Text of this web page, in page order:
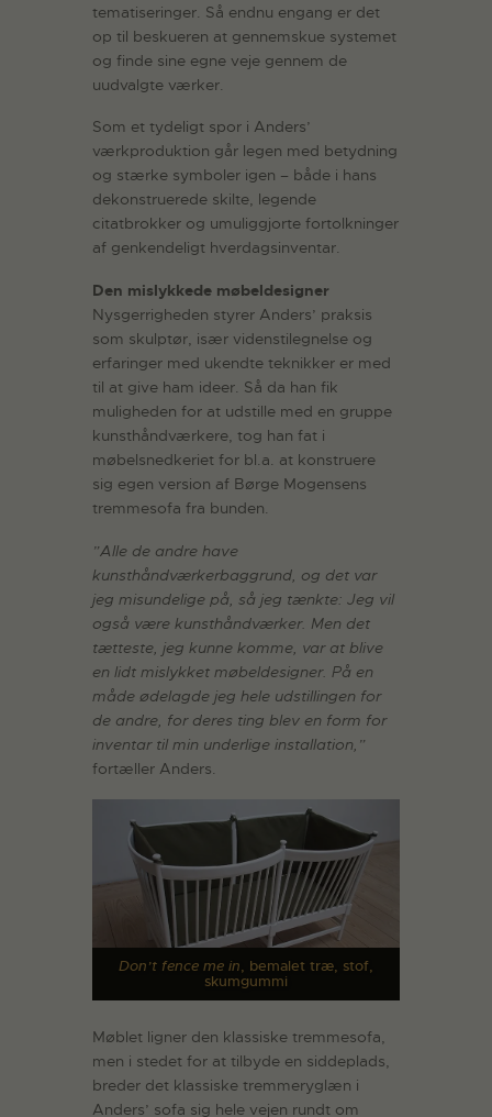
tematiseringer. Så endnu engang er det
op til beskueren at gennemskue systemet
og finde sine egne veje gennem de
uudvalgte værker.
Som et tydeligt spor i Anders’
værkproduktion går legen med betydning
og stærke symboler igen – både i hans
dekonstruerede skilte, legende
citatbrokker og umuliggjorte fortolkninger
af genkendeligt hverdagsinventar.
Den mislykkede møbeldesigner
Nysgerrigheden styrer Anders’ praksis
som skulptør, især videnstilegnelse og
erfaringer med ukendte teknikker er med
til at give ham ideer. Så da han fik
muligheden for at udstille med en gruppe
kunsthåndværkere, tog han fat i
møbelsnedkeriet for bl.a. at konstruere
sig egen version af Børge Mogensens
tremmesofa fra bunden.
”Alle de andre have
kunsthåndværkerbaggrund, og det var
jeg misundelige på, så jeg tænkte: Jeg vil
også være kunsthåndværker. Men det
tætteste, jeg kunne komme, var at blive
en lidt mislykket møbeldesigner. På en
måde ødelagde jeg hele udstillingen for
de andre, for deres ting blev en form for
inventar til min underlige installation,”
fortæller Anders.
Don’t fence me in, bemalet træ, stof,
skumgummi
Møblet ligner den klassiske tremmesofa,
men i stedet for at tilbyde en siddeplads,
breder det klassiske tremmeryglæn i
Anders’ sofa sig hele vejen rundt om